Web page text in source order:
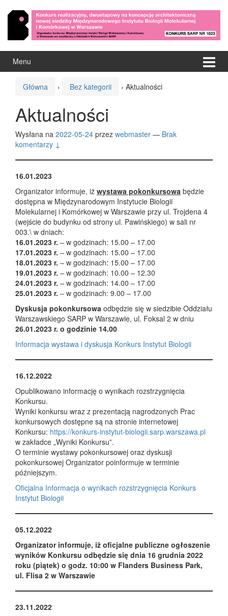
głównego
Menu
Główna › Bez kategorii › Aktualności
Aktualności
Wysłana na 2022-05-24 przez webmaster — Brak
komentarzy ↓
16.01.2023
Organizator informuje, iż wystawa pokonkursowa będzie
dostępna w Międzynarodowym Instytucie Biologii
Molekularnej i Komórkowej w Warszawie przy ul. Trojdena 4
(wejście do budynku od strony ul. Pawińskiego) w sali nr
003.\ w dniach:
16.01.2023 r. – w godzinach: 15.00 – 17.00
17.01.2023 r. – w godzinach: 15.00 – 17.00
18.01.2023 r. – w godzinach: 15.00 – 17.00
19.01.2023 r. – w godzinach: 10.00 – 12.30
24.01.2023 r. – w godzinach: 14.00 – 17.00
25.01.2023 r. – w godzinach: 9.00 – 17.00
Dyskusja pokonkursowa odbędzie się w siedzibie Oddziału
Warszawskiego SARP w Warszawie, ul. Foksal 2 w dniu
26.01.2023 r. o godzinie 14.00
Informacja wystawa i dyskusja Konkurs Instytut Biologii
16.12.2022
Opublikowano informację o wynikach rozstrzygnięcia
Konkursu.
Wyniki konkursu wraz z prezentacją nagrodzonych Prac
konkursowych dostępne są na stronie internetowej
Konkursu: https://konkurs-instytut-biologii.sarp.warszawa.pl
w zakładce „Wyniki Konkursu”.
O terminie wystawy pokonkursowej oraz dyskusji
pokonkursowej Organizator poinformuje w terminie
późniejszym.
Oficjalna Informacja o wynikach rozstrzygnięcia Konkurs
Instytut Biologii
05.12.2022
Organizator informuje, iż oficjalne publiczne ogłoszenie
wyników Konkursu odbędzie się dnia 16 grudnia 2022
roku (piątek) o godz. 10:00 w Flanders Business Park,
ul. Flisa 2 w Warszawie
23.11.2022